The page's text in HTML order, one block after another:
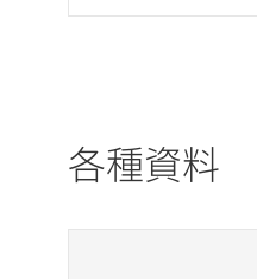
各種資料